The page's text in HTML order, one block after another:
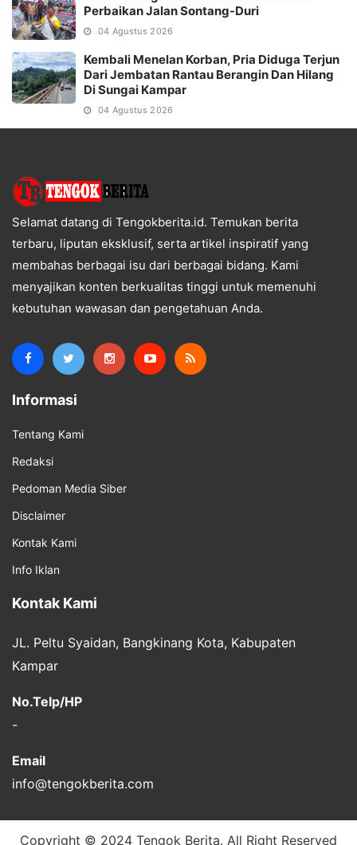
Perbaikan Jalan Sontang-Duri
04 Agustus 2026
Kembali Menelan Korban, Pria Diduga Terjun
Dari Jembatan Rantau Berangin Dan Hilang
Di Sungai Kampar
04 Agustus 2026
Selamat datang di Tengokberita.id. Temukan berita
terbaru, liputan eksklusif, serta artikel inspiratif yang
membahas berbagai isu dari berbagai bidang. Kami
menyajikan konten berkualitas tinggi untuk memenuhi
kebutuhan wawasan dan pengetahuan Anda.
Informasi
Tentang Kami
Redaksi
Pedoman Media Siber
Disclaimer
Kontak Kami
Info Iklan
Kontak Kami
JL. Peltu Syaidan, Bangkinang Kota, Kabupaten
Kampar
No.Telp/HP
-
Email
info@tengokberita.com
Copyright © 2024 Tengok Berita. All Right Reserved